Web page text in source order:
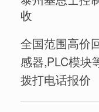
收
全国范围高价
感器,PLC模块
拨打电话报价